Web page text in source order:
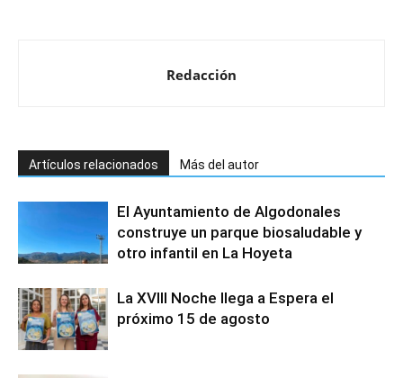
Redacción
Artículos relacionados Más del autor
El Ayuntamiento de Algodonales
construye un parque biosaludable y
otro infantil en La Hoyeta
La XVIII Noche llega a Espera el
próximo 15 de agosto